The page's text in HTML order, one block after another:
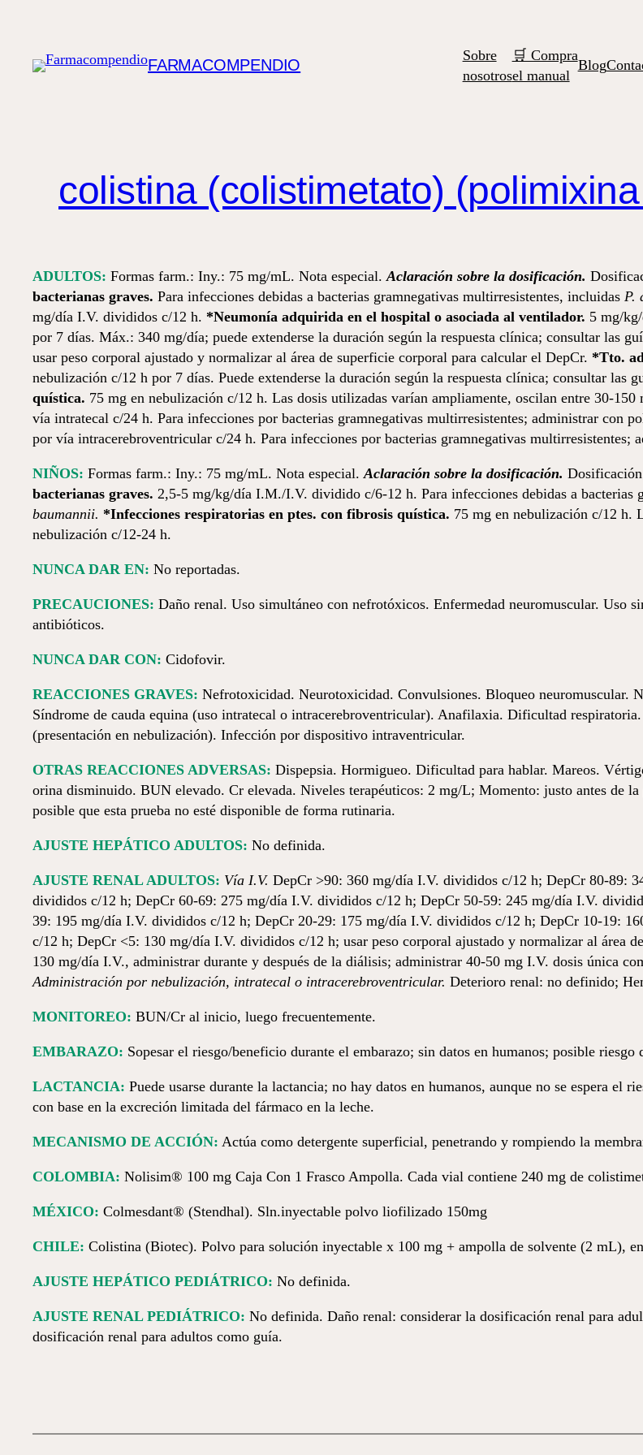
contenido
FARMACOMPENDIO
Sobre
nosotros
🛒 Compra
el manual
Blog
colistina (colistimetato)
ADULTOS: Formas farm.: Iny.: 75 mg/mL. Nota especial.Aclaración sobre la dosificación.
bacterianas graves. Para infecciones debidas a bacterias gramnegativas multirresistentes, incluidas P.
mg/día I.V. divididos c/12 h. *Neumonía adquirida en el hospital o asociada al ventilador. 5 mg/
por 7 días. Máx.: 340 mg/día; puede extenderse la duración según la respuesta clínica; consultar las
usar peso corporal ajustado y normalizar al área de superficie corporal para calcular el DepCr. *Tto.
nebulización c/12 h por 7 días. Puede extenderse la duración según la respuesta clínica; consultar las
quística. 75 mg en nebulización c/12 h. Las dosis utilizadas varían ampliamente, oscilan entre 30-
vía intratecal c/24 h. Para infecciones por bacterias gramnegativas multirresistentes; administrar con
por vía intracerebroventricular c/24 h. Para infecciones por bacterias gramnegativas
NIÑOS: Formas farm.: Iny.: 75 mg/mL. Nota especial.Aclaración sobre la dosificación.
bacterianas graves. 2,5-5 mg/kg/día I.M./I.V. dividido c/6-12 h. Para infecciones debidas a bacterias
baumannii. *Infecciones respiratorias en ptes. con fibrosis quística. 75 mg en nebulización c/12 h.
nebulización c/12-24 h.
NUNCA DAR EN: No reportadas.
PRECAUCIONES: Daño renal. Uso simultáneo con nefrotóxicos. Enfermedad neuromuscular. Uso
antibióticos.
NUNCA DAR CON: Cidofovir.
REACCIONES GRAVES: Nefrotoxicidad. Neurotoxicidad. Convulsiones. Bloqueo neuromuscular.
Síndrome de cauda equina (uso intratecal o intracerebroventricular). Anafilaxia. Dificultad
(presentación en nebulización). Infección por dispositivo intraventricular.
OTRAS REACCIONES ADVERSAS: Dispepsia. Hormigueo. Dificultad para hablar. Mareos.
orina disminuido. BUN elevado. Cr elevada. Niveles terapéuticos: 2 mg/L; Momento: justo antes de
posible que esta prueba no esté disponible de forma rutinaria.
AJUSTE HEPÁTICO ADULTOS: No definida.
AJUSTE RENAL ADULTOS: Vía I.V. DepCr >90: 360 mg/día I.V. divididos c/12 h; DepCr 80-89:
divididos c/12 h; DepCr 60-69: 275 mg/día I.V. divididos c/12 h; DepCr 50-59: 245 mg/día I.V.
39: 195 mg/día I.V. divididos c/12 h; DepCr 20-29: 175 mg/día I.V. divididos c/12 h; DepCr 10-19:
c/12 h; DepCr <5: 130 mg/día I.V. divididos c/12 h; usar peso corporal ajustado y normalizar al área
130 mg/día I.V., administrar durante y después de la diálisis; administrar 40-50 mg I.V. dosis única
Administración por nebulización, intratecal o intracerebroventricular. Deterioro renal: no definido;
MONITOREO: BUN/Cr al inicio, luego frecuentemente.
EMBARAZO: Sopesar el riesgo/beneficio durante el embarazo; sin datos en humanos; posible
LACTANCIA: Puede usarse durante la lactancia; no hay datos en humanos, aunque no se espera el
con base en la excreción limitada del fármaco en la leche.
MECANISMO DE ACCIÓN: Actúa como detergente superficial, penetrando y rompiendo la
COLOMBIA: Nolisim® 100 mg Caja Con 1 Frasco Ampolla. Cada vial contiene 240 mg de
MÉXICO: Colmesdant® (Stendhal). Sln.inyectable polvo liofilizado 150mg
CHILE: Colistina (Biotec). Polvo para solución inyectable x 100 mg + ampolla de solvente (2 mL),
AJUSTE HEPÁTICO PEDIÁTRICO: No definida.
AJUSTE RENAL PEDIÁTRICO: No definida. Daño renal: considerar la dosificación renal para
dosificación renal para adultos como guía.